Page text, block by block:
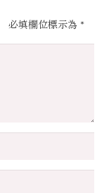
必填欄位標示為 *